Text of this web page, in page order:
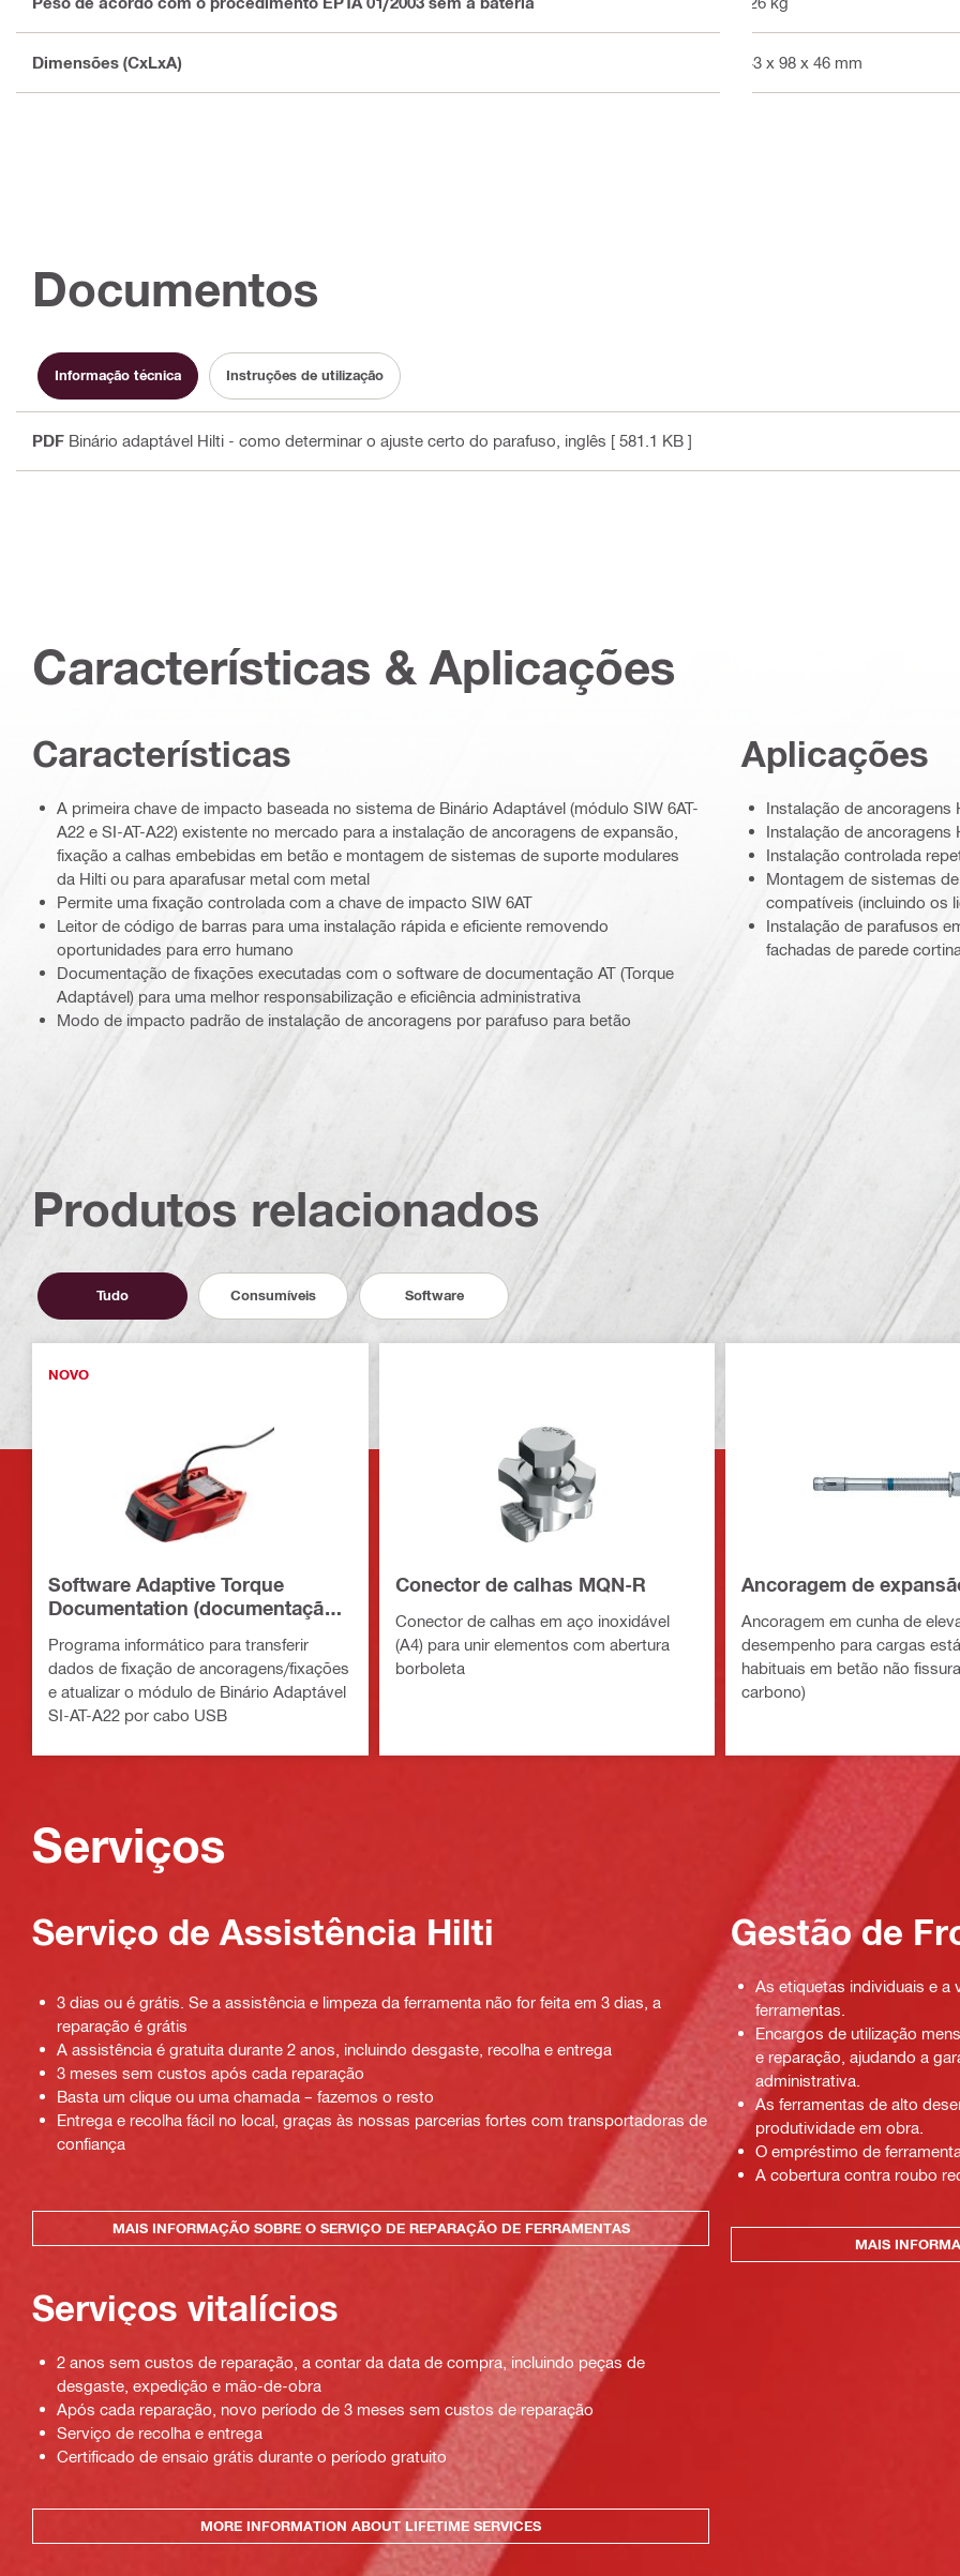
Dimensões (CxLxA) 143 x 98 x 46 mm
Documentos
Informação técnica Instruções de utilização
PDF Binário adaptável Hilti - como determinar o ajuste certo do parafuso , inglês [ 581.1 KB ]
Características & Aplicações
Características
A primeira chave de impacto baseada no sistema de Binário Adaptável (módulo SIW 6AT-
A22 e SI-AT-A22) existente no mercado para a instalação de ancoragens de expansão,
fixação a calhas embebidas em betão e montagem de sistemas de suporte modulares
da Hilti ou para aparafusar metal com metal
Permite uma fixação controlada com a chave de impacto SIW 6AT
Leitor de código de barras para uma instalação rápida e eficiente removendo
oportunidades para erro humano
Documentação de fixações executadas com o software de documentação AT (Torque
Adaptável) para uma melhor responsabilização e eficiência administrativa
Modo de impacto padrão de instalação de ancoragens por parafuso para betão
Aplicações
Instalação de ancoragens
Instalação de ancoragens
Instalação controlada
Montagem de sistemas
compatíveis (incluindo os
Instalação de parafusos
fachadas de parede
Produtos relacionados
Tudo Consumíveis Software
NOVO
Software Adaptive Torque
Documentation (documentação
Programa informático para transferir
dados de fixação de ancoragens/fixações
e atualizar o módulo de Binário Adaptável
SI-AT-A22 por cabo USB
Conector de calhas MQN-R
Conector de calhas em aço inoxidável
(A4) para unir elementos com abertura
borboleta
Ancoragem de
Ancoragem em cunha de
desempenho para cargas
habituais em betão não
carbono)
Serviços
Serviço de Assistência Hilti
3 dias ou é grátis. Se a assistência e limpeza da ferramenta não for feita em 3 dias, a
reparação é grátis
A assistência é gratuita durante 2 anos, incluindo desgaste, recolha e entrega
3 meses sem custos após cada reparação
Basta um clique ou uma chamada – fazemos o resto
Entrega e recolha fácil no local, graças às nossas parcerias fortes com transportadoras de
confiança
MAIS INFORMAÇÃO SOBRE O SERVIÇO DE REPARAÇÃO DE FERRAMENTAS
Gestão de
As etiquetas individuais e a
ferramentas.
Encargos de utilização
e reparação, ajudando a
administrativa.
As ferramentas de alto
produtividade em obra.
O empréstimo de
A cobertura contra roubo
MAIS
Serviços vitalícios
2 anos sem custos de reparação, a contar da data de compra, incluindo peças de
desgaste, expedição e mão-de-obra
Após cada reparação, novo período de 3 meses sem custos de reparação
Serviço de recolha e entrega
Certificado de ensaio grátis durante o período gratuito
MORE INFORMATION ABOUT LIFETIME SERVICES